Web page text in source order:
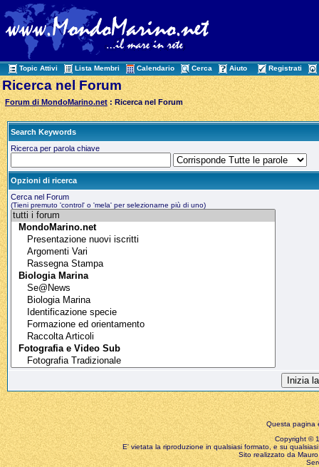
Topic Attivi Lista Membri Calendario Cerca Aiuto Registrati
Ricerca nel Forum
Forum di MondoMarino.net : Ricerca nel Forum
Search Keywords
Ricerca per parola chiave
Opzioni di ricerca
Cerca nel Forum
(Tieni premuto 'control' o 'mela' per selezionarne più di uno)
Questa pagina
Copyright ©
E' vietata la riproduzione in qualsiasi formato, e su
Sito realizzato da